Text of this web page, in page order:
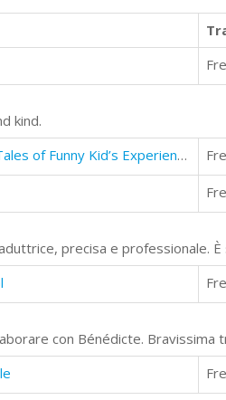
kind.
Hilarious Children: True Tales of Funny Kid’s Experiences
precisa e professionale.
con Bénédicte.